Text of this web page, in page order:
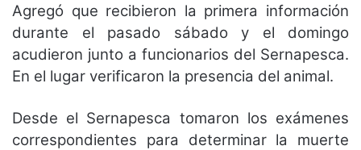
Agregó que recibieron la primera información
durante el pasado sábado y el domingo
acudieron junto a funcionarios del Sernapesca.
En el lugar verificaron la presencia del animal.
Desde el Sernapesca tomaron los exámenes
correspondientes para determinar la muerte